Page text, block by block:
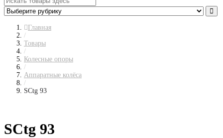
Главная
/
Товары
/
Колесные опоры
/
Аппаратные колёса
/
SCtg 93
SCtg 93